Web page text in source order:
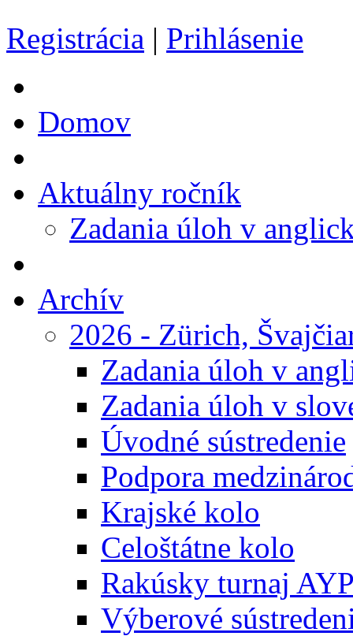
Registrácia | Prihlásenie
Domov
Aktuálny ročník
Zadania úloh v
Archív
2026 - Zürich,
Zadania úloh v
Zadania úloh v
Úvodné sústredenie
Podpora
Krajské kolo
Celoštátne kolo
Rakúsky turnaj
Výberové